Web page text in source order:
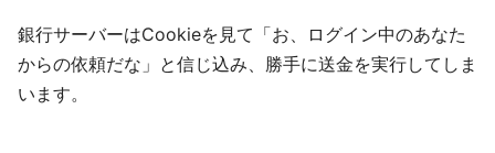
銀行サーバーはCookieを見て「お、ログイン中のあなた
からの依頼だな」と信じ込み、勝手に送金を実行してしま
います。